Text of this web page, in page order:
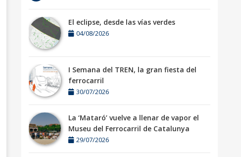
El eclipse, desde las vías verdes
04/08/2026
I Semana del TREN, la gran fiesta del
ferrocarril
30/07/2026
La ‘Mataró’ vuelve a llenar de vapor el
Museu del Ferrocarril de Catalunya
29/07/2026